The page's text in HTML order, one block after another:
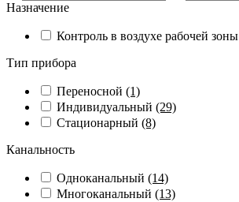
Назначение
Контроль в воздухе рабочей зоны
Тип прибора
Переносной (1)
Индивидуальный (29)
Стационарный (8)
Канальность
Одноканальный (14)
Многоканальный (13)